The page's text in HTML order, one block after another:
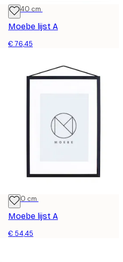
30x40 cm
Moebe lijst A
€ 76,45
21x30 cm
Moebe lijst A
€ 54,45